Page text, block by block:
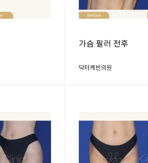
가슴 필러 전후
닥터케빈의원